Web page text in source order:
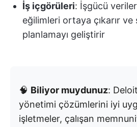
İş içgörüleri: İşgücü
eğilimleri ortaya çıkarır
planlamayı geliştirir
🧠 Biliyor muydunuz:
yönetimi çözümlerini iyi
işletmeler, çalışan